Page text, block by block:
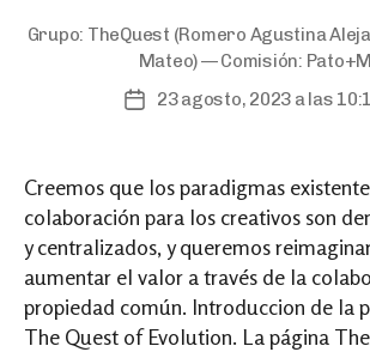
Grupo: TheQuest (Romero Agustina
Mateo) — Comisión:
Post23 agosto, 2023 a las
Creemos que los paradigmas
colaboración para los creativos son
y centralizados, y queremos
aumentar el valor a través de la
propiedad común. Introduccion de la
The Quest of Evolution. La página